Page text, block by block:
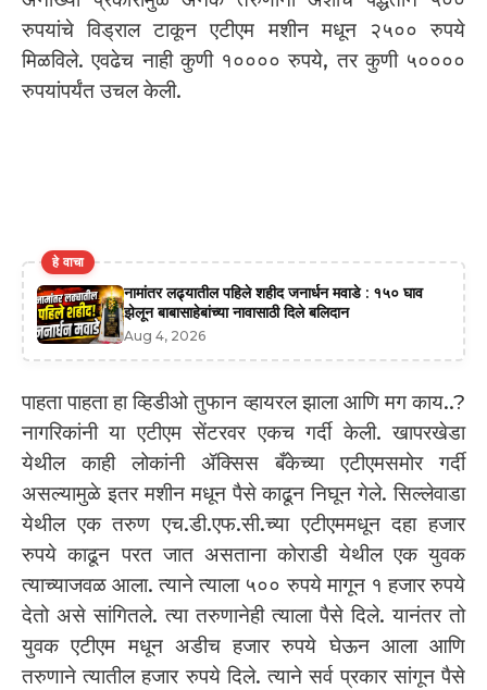
रुपयांचे विड्राल टाकून एटीएम मशीन मधून २५०० रुपये
मिळविले. एवढेच नाही कुणी १०००० रुपये, तर कुणी ५००००
रुपयांपर्यंत उचल केली.
हे वाचा
नामांतर लढ्यातील पहिले शहीद जनार्धन मवाडे : १५० घाव
झेलून बाबासाहेबांच्या नावासाठी दिले बलिदान
Aug 4, 2026
पाहता पाहता हा व्हिडीओ तुफान व्हायरल झाला आणि मग काय..?
नागरिकांनी या एटीएम सेंटरवर एकच गर्दी केली. खापरखेडा
येथील काही लोकांनी ॲक्सिस बँकेच्या एटीएमसमोर गर्दी
असल्यामुळे इतर मशीन मधून पैसे काढून निघून गेले. सिल्लेवाडा
येथील एक तरुण एच.डी.एफ.सी.च्या एटीएममधून दहा हजार
रुपये काढून परत जात असताना कोराडी येथील एक युवक
त्याच्याजवळ आला. त्याने त्याला ५०० रुपये मागून १ हजार रुपये
देतो असे सांगितले. त्या तरुणानेही त्याला पैसे दिले. यानंतर तो
युवक एटीएम मधून अडीच हजार रुपये घेऊन आला आणि
तरुणाने त्यातील हजार रुपये दिले. त्याने सर्व प्रकार सांगून पैसे